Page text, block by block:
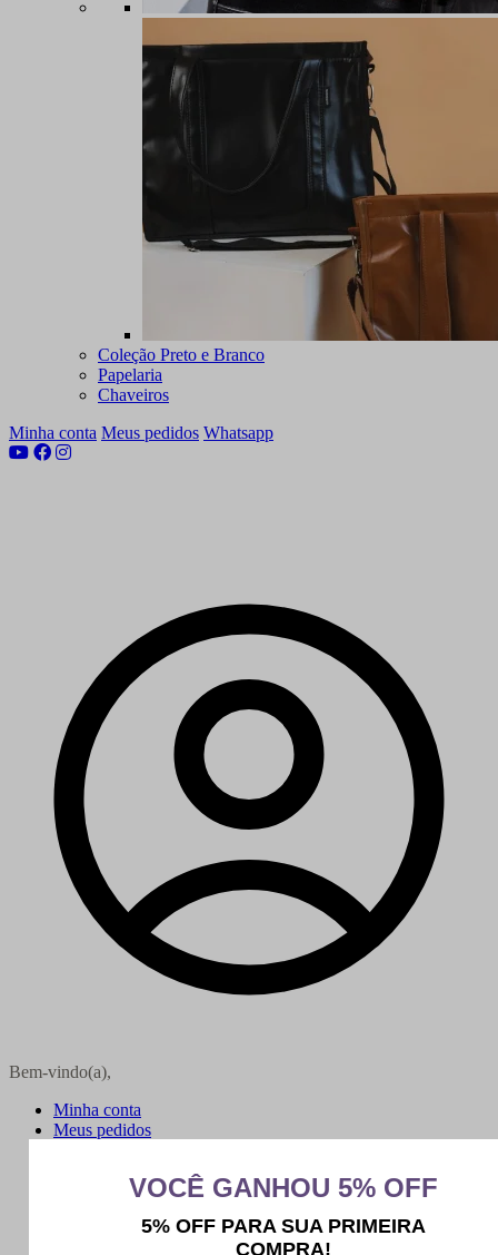
Coleção Preto e Branco
Papelaria
Chaveiros
Minha conta Meus pedidos Whatsapp
Bem-vindo(a),
Minha conta
Meus pedidos